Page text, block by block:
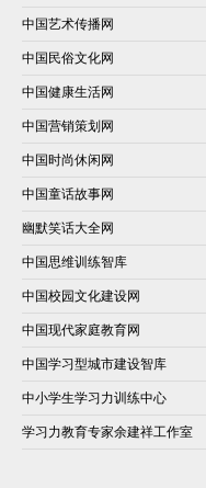
中国艺术传播网
中国民俗文化网
中国健康生活网
中国营销策划网
中国时尚休闲网
中国童话故事网
幽默笑话大全网
中国思维训练智库
中国校园文化建设网
中国现代家庭教育网
中国学习型城市建设智库
中小学生学习力训练中心
学习力教育专家余建祥工作室